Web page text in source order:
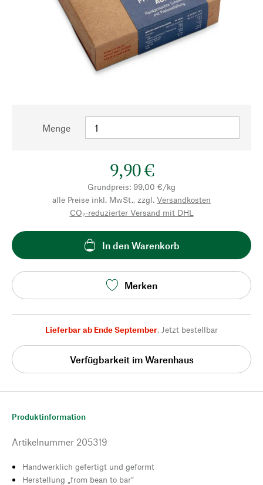
Menge
9,90 €
Grundpreis: 99,00 €/kg
alle Preise inkl. MwSt., zzgl. Versandkosten
CO₂-reduzierter Versand mit DHL
In den Warenkorb
Merken
Lieferbar ab Ende September, Jetzt bestellbar
Verfügbarkeit im Warenhaus
Produktinformation
Artikelnummer 205319
Handwerklich gefertigt und geformt
Herstellung „from bean to bar“